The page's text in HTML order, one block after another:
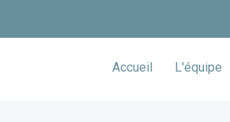
Accueil L'équipe